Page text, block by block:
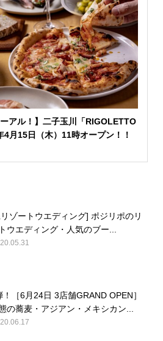
アル！】二子玉川「RIGOLETTO
月15日（木）11時オープン！！
ゾートウエディング] ポジリポのリ
ウエディング・人気のブー...
！［6月24日 3店舗GRAND OPEN］
の蕎麦・アジアン・メキシカン...